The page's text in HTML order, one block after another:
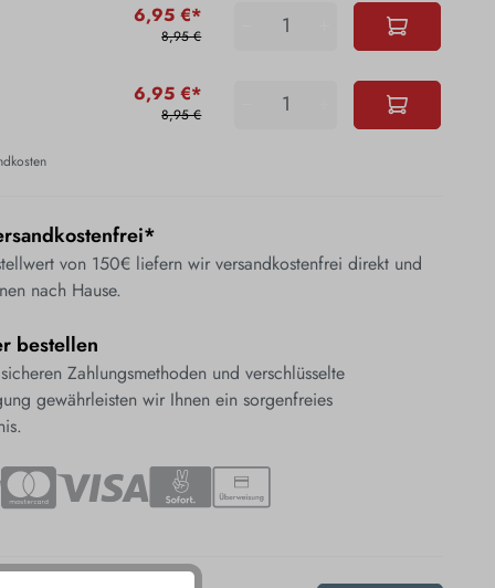
6,95 €*
8,95 €
6,95 €*
8,95 €
von 150€ liefern wir versandkostenfrei direkt und
nach Hause.
bestellen
Zahlungsmethoden und verschlüsselte
gewährleisten wir Ihnen ein sorgenfreies